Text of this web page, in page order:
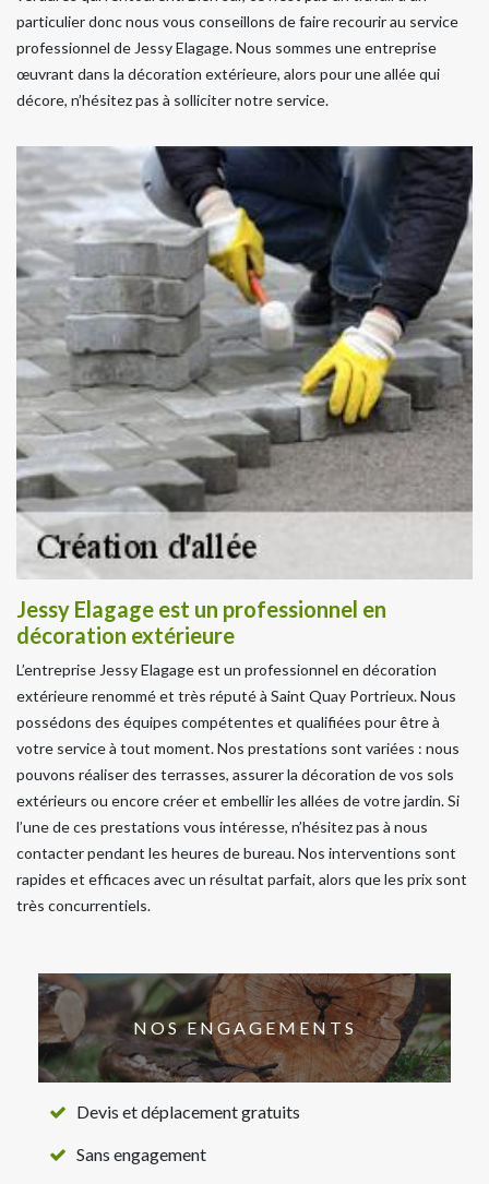
particulier donc nous vous conseillons de faire recourir au service
professionnel de Jessy Elagage. Nous sommes une entreprise
œuvrant dans la décoration extérieure, alors pour une allée qui
décore, n’hésitez pas à solliciter notre service.
Jessy Elagage est un professionnel en
décoration extérieure
L’entreprise Jessy Elagage est un professionnel en décoration
extérieure renommé et très réputé à Saint Quay Portrieux. Nous
possédons des équipes compétentes et qualifiées pour être à
votre service à tout moment. Nos prestations sont variées : nous
pouvons réaliser des terrasses, assurer la décoration de vos sols
extérieurs ou encore créer et embellir les allées de votre jardin. Si
l’une de ces prestations vous intéresse, n’hésitez pas à nous
contacter pendant les heures de bureau. Nos interventions sont
rapides et efficaces avec un résultat parfait, alors que les prix sont
très concurrentiels.
NOS ENGAGEMENTS
Devis et déplacement gratuits
Sans engagement